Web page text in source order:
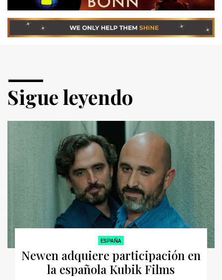
Sigue leyendo
ESPAÑA
Newen adquiere participación en
la española Kubik Films